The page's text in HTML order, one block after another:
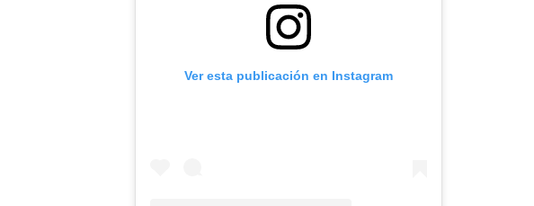
Ver esta publicación en Instagram